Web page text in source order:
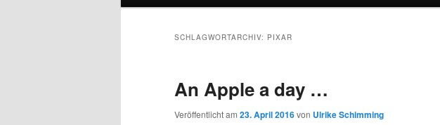
SCHLAGWORTARCHIV: PIXAR
An Apple a day …
Veröffentlicht am 23. April 2016von Ulrike Schimming